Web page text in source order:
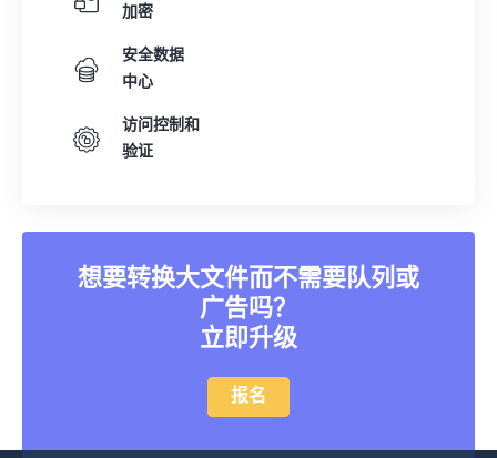
加密
安全数据
中心
访问控制和
验证
想要转换大文件而不需要队列或
广告吗？
立即升级
报名